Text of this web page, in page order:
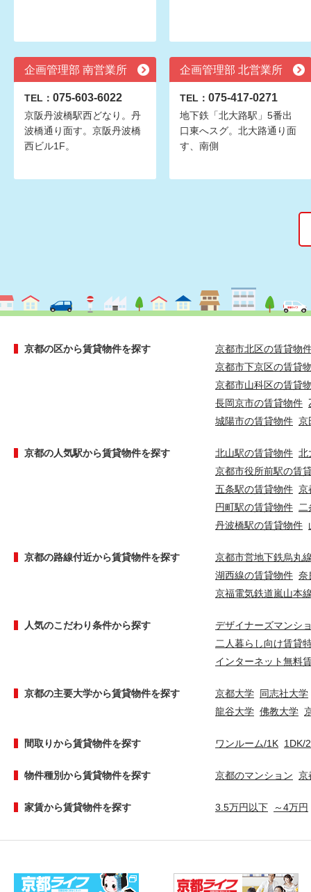
企画管理部 南営業所
TEL： 075-603-6022
京阪丹波橋駅西どなり。丹
波橋通り面す。京阪丹波橋
西ビル1F。
企画管理部 北営業所
TEL： 075-417-0271
地下鉄「北大路駅」5番出
口東へスグ。北大路通り面
す、南側
京都の区から賃貸物件を探す
京都市北区の賃貸物
京都市下京区の賃貸
京都市山科区の賃貸
長岡京市の賃貸物件
城陽市の賃貸物件 京
京都の人気駅から賃貸物件を探す 北山駅の賃貸物件 北
京都市役所前駅の賃
五条駅の賃貸物件 京
円町駅の賃貸物件
丹波橋駅の賃貸物件
京都の路線付近から賃貸物件を探す
京都市営地下鉄烏丸
湖西線の賃貸物件 奈
京福電気鉄道嵐山本
人気のこだわり条件から探す
デザイナーズマンシ
二人暮らし向け賃貸
インターネット無料
京都の主要大学から賃貸物件を探す 京都大学 同志社大学
龍谷大学 佛教大学
間取りから賃貸物件を探す ワンルーム/1K 1DK/
物件種別から賃貸物件を探す 京都のマンション 京
家賃から賃貸物件を探す 3.5万円以下 ～4万円